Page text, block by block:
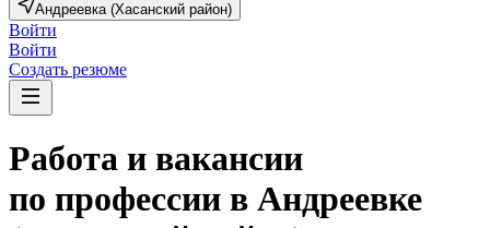
Андреевка (Хасанский район)
Войти
Войти
Создать резюме
Работа и вакансии
по профессии в Андреевке